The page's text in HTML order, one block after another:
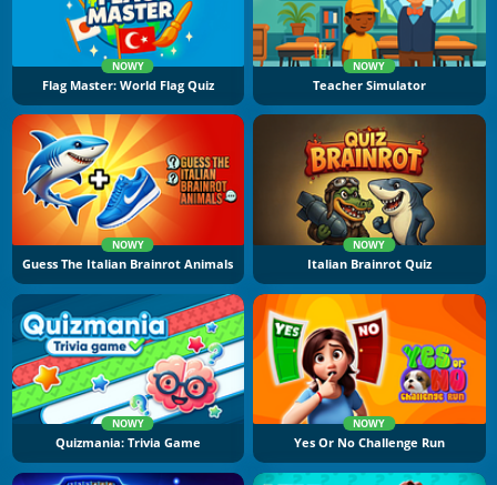
NOWY
Flag Master: World Flag Quiz
NOWY
Teacher Simulator
NOWY
Guess The Italian Brainrot Animals
NOWY
Italian Brainrot Quiz
NOWY
Quizmania: Trivia Game
NOWY
Yes Or No Challenge Run